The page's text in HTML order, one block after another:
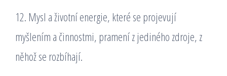
12. Mysl a životní energie, které se projevují
myšlením a činnostmi, pramení z jediného zdroje, z
něhož se rozbíhají.